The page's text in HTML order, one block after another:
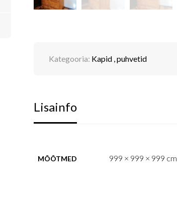
Kategooria: Kapid , puhvetid
Lisainfo
MÕÕTMED 999 × 999 × 999 cm